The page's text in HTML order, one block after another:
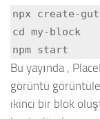
npx create-
cd my-block
npm start
Bu yayında ,
görüntü
ikinci bir blok